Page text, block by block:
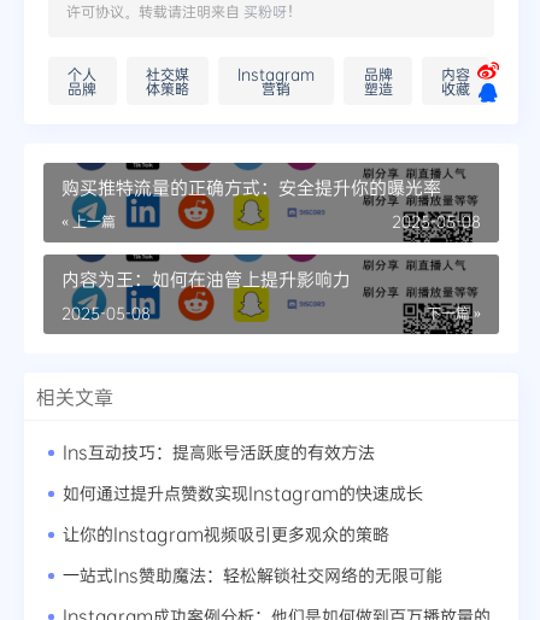
许可协议。转载请注明来自 买粉呀！
个人
品牌
社交媒
体策略
Instagram
营销
品牌
塑造
内容
收藏
购买推特流量的正确方式：安全提升你的曝光率
« 上一篇 2025-05-08
内容为王：如何在油管上提升影响力
下一篇 »
2025-05-08
相关文章
Ins互动技巧：提高账号活跃度的有效方法
如何通过提升点赞数实现Instagram的快速成长
让你的Instagram视频吸引更多观众的策略
一站式Ins赞助魔法：轻松解锁社交网络的无限可能